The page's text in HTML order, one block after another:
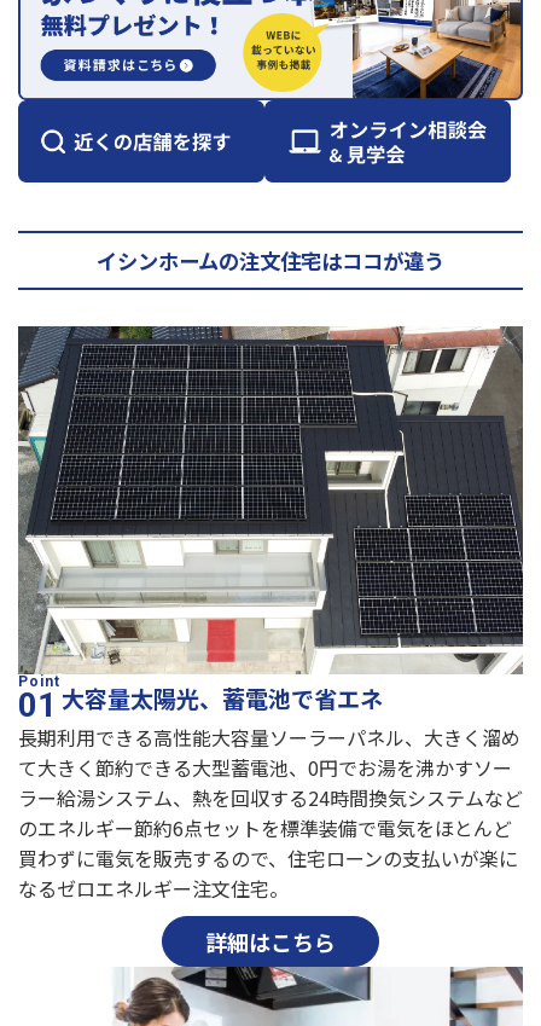
イシンホームの注文住宅はココが違う
大容量太陽光、蓄電池で省エネ
長期利用できる高性能大容量ソーラーパネル、大きく溜め
て大きく節約できる大型蓄電池、0円でお湯を沸かすソー
ラー給湯システム、熱を回収する24時間換気システムなど
のエネルギー節約6点セットを標準装備で電気をほとんど
買わずに電気を販売するので、住宅ローンの支払いが楽に
なるゼロエネルギー注文住宅。
詳細はこちら